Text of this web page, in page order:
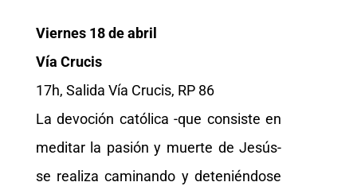
Viernes 18 de abril
Vía Crucis
17h, Salida Vía Crucis, RP 86
La devoción católica -que consiste en
meditar la pasión y muerte de Jesús-
se realiza caminando y deteniéndose